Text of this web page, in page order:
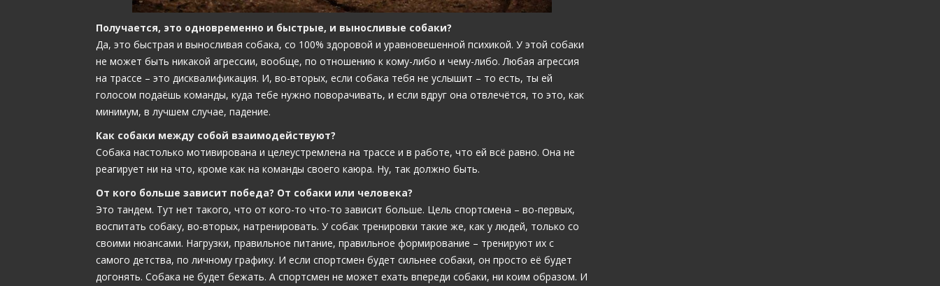
Получается, это одновременно и быстрые, и выносливые собаки?
Да, это быстрая и выносливая собака, со 100% здоровой и уравновешенной психикой. У этой собаки
не может быть никакой агрессии, вообще, по отношению к кому-либо и чему-либо. Любая агрессия
на трассе – это дисквалификация. И, во-вторых, если собака тебя не услышит – то есть, ты ей
голосом подаёшь команды, куда тебе нужно поворачивать, и если вдруг она отвлечётся, то это, как
минимум, в лучшем случае, падение.
Как собаки между собой взаимодействуют?
Собака настолько мотивирована и целеустремлена на трассе и в работе, что ей всё равно. Она не
реагирует ни на что, кроме как на команды своего каюра. Ну, так должно быть.
От кого больше зависит победа? От собаки или человека?
Это тандем. Тут нет такого, что от кого-то что-то зависит больше. Цель спортсмена – во-первых,
воспитать собаку, во-вторых, натренировать. У собак тренировки такие же, как у людей, только со
своими нюансами. Нагрузки, правильное питание, правильное формирование – тренируют их с
самого детства, по личному графику. И если спортсмен будет сильнее собаки, он просто её будет
догонять. Собака не будет бежать. А спортсмен не может ехать впереди собаки, ни коим образом. И